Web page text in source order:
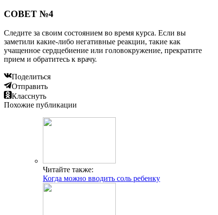
СОВЕТ №4
Следите за своим состоянием во время курса. Если вы
заметили какие-либо негативные реакции, такие как
учащенное сердцебиение или головокружение, прекратите
прием и обратитесь к врачу.
Поделиться
Отправить
Класснуть
Похожие публикации
Читайте также:
Когда можно вводить соль ребенку